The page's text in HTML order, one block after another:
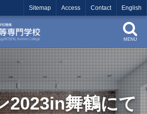
Sitemap Access Contact English
MENU
2023in舞鶴にて